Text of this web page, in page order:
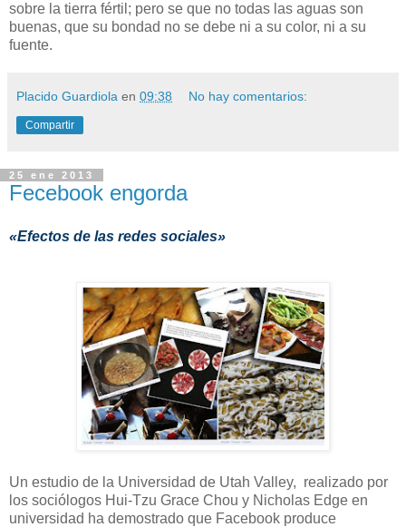
sobre la tierra fértil; pero se que no todas las aguas son
buenas, que su bondad no se debe ni a su color, ni a su
fuente.
Placido Guardiola en 09:38 No hay comentarios:
Compartir
25 ene 2013
Fecebook engorda
«Efectos de las redes sociales»
Un estudio de la Universidad de Utah Valley, realizado por
los sociólogos Hui-Tzu Grace Chou y Nicholas Edge en
universidad ha demostrado que Facebook produce